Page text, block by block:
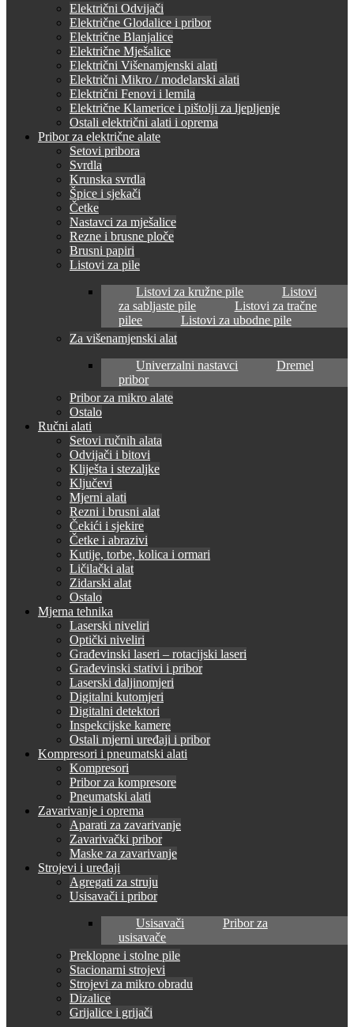
Električni Odvijači
Električne Glodalice i pribor
Električne Blanjalice
Električne Mješalice
Električni Višenamjenski alati
Električni Mikro / modelarski alati
Električni Fenovi i lemila
Električne Klamerice i pištolji za ljepljenje
Ostali električni alati i oprema
Pribor za električne alate
Setovi pribora
Svrdla
Krunska svrdla
Špice i sjekači
Četke
Nastavci za mješalice
Rezne i brusne ploče
Brusni papiri
Listovi za pile
Listovi za kružne pile
Listovi
za sabljaste pile
Listovi za tračne
pilee
Listovi za ubodne pile
Za višenamjenski alat
Univerzalni nastavci
Dremel
pribor
Pribor za mikro alate
Ostalo
Ručni alati
Setovi ručnih alata
Odvijači i bitovi
Kliješta i stezaljke
Ključevi
Mjerni alati
Rezni i brusni alat
Čekići i sjekire
Četke i abrazivi
Kutije, torbe, kolica i ormari
Ličilački alat
Zidarski alat
Ostalo
Mjerna tehnika
Laserski niveliri
Optički niveliri
Građevinski laseri – rotacijski laseri
Građevinski stativi i pribor
Laserski daljinomjeri
Digitalni kutomjeri
Digitalni detektori
Inspekcijske kamere
Ostali mjerni uređaji i pribor
Kompresori i pneumatski alati
Kompresori
Pribor za kompresore
Pneumatski alati
Zavarivanje i oprema
Aparati za zavarivanje
Zavarivački pribor
Maske za zavarivanje
Strojevi i uređaji
Agregati za struju
Usisavači i pribor
Usisavači
Pribor za
usisavače
Preklopne i stolne pile
Stacionarni strojevi
Strojevi za mikro obradu
Dizalice
Grijalice i grijači